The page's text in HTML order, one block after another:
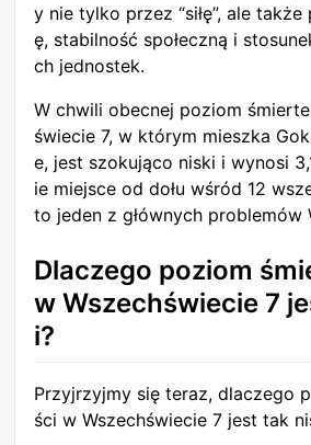
y nie tylko przez “siłę”, ale
ę, stabilność społeczną i
ch jednostek.
W chwili obecnej poziom
świecie 7, w którym mieszka
e, jest szokująco niski i wynosi
ie miejsce od dołu wśród 12
to jeden z głównych problemów
Dlaczego poziom
w Wszechświecie 7
i?
Przyjrzyjmy się teraz, dlaczego
ści w Wszechświecie 7 jest tak